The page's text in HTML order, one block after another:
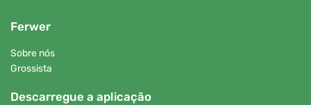
Ferwer
Sobre nós
Grossista
Descarregue a aplicação